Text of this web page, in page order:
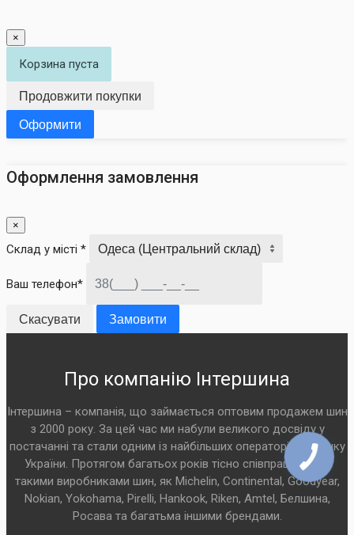
×
Корзина пуста
Продовжити покупки
Оформити
Оформлення замовлення
×
Склад у місті *
Ваш телефон*
Скасувати Замовити
Про компанію Інтершина
Інтершина – компанія, що займається оптовим продажем шин
з 2000 року. За цей час ми набули великого досвіду у
постачанні та стали одним із найбільших операторів на ринку
України. Протягом багатьох років тісно співпрацюємо з
такими виробниками шин, як Michelin, Continental, Goodyear,
Nokian, Yokohama, Pirelli, Hankook, Riken, Amtel, Белшина,
Росава та багатьма іншими брендами.